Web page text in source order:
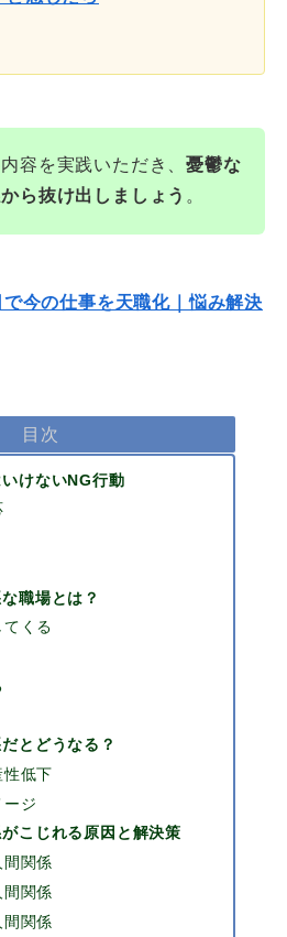
容を実践いただき、憂鬱な
ら抜け出しましょう 。
で今の仕事を天職化｜悩み解決
目次
けないNG行動
職場とは？
くる
とどうなる？
低下
ジ
こじれる原因と解決策
関係
関係
関係